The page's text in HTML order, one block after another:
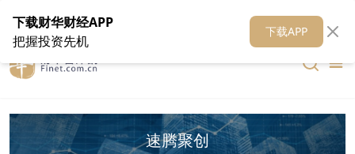
在线客服 关于我们 财华媒体矩阵 财华智库
速腾聚创
下载财华财经APP
把握投资先机
下载APP